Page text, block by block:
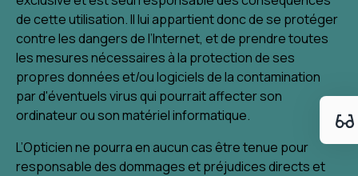
de cette utilisation. Il lui appartient donc de se protéger
contre les dangers de l’Internet, et de prendre toutes
les mesures nécessaires à la protection de ses
propres données et/ou logiciels de la contamination
par d'éventuels virus qui pourrait affecter son
ordinateur ou son matériel informatique.
L’Opticien ne pourra en aucun cas être tenue pour
responsable des dommages et préjudices directs et